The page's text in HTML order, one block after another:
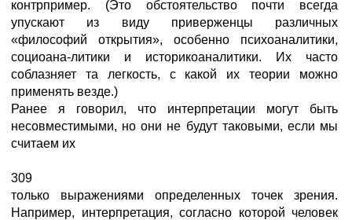
контрпример. (Это обстоятельство почти всегда
упускают из виду приверженцы различных
«философий открытия», особенно психоаналитики,
социоана-литики и историкоаналитики. Их часто
соблазняет та легкость, с какой их теории можно
применять везде.)
Ранее я говорил, что интерпретации могут быть
несовместимыми, но они не будут таковыми, если мы
считаем их
309
только выражениями определенных точек зрения.
Например, интерпретация, согласно которой человек